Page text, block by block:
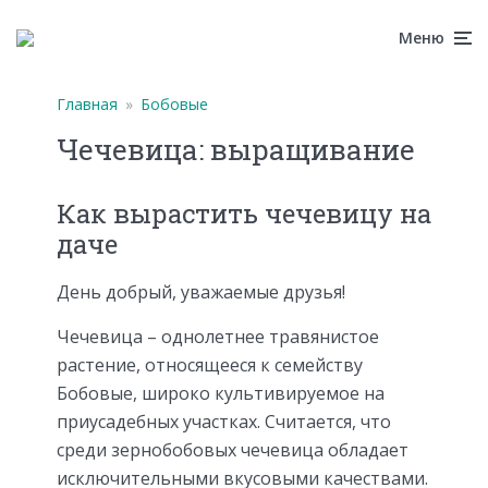
Меню
Главная » Бобовые
Чечевица: выращивание
Как вырастить чечевицу на
даче
День добрый, уважаемые друзья!
Чечевица – однолетнее травянистое
растение, относящееся к семейству
Бобовые, широко культивируемое на
приусадебных участках. Считается, что
среди зернобобовых чечевица обладает
исключительными вкусовыми качествами.